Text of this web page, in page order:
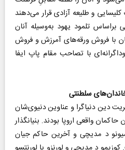
و طلیعه آزادی قرار می‌دهند
براساس تلمود یهود به‌وسیله آنان
با فروش ورقه‌های آمرزش و فروش
با تصاحب مقام پاپ ایفا
سلطنتی
دین دنیاگرا و عناوین دنیوی‌شان
واقعی اروپا بودند. بنیانگذار
د مدیچی و آخرین حاکم جیان